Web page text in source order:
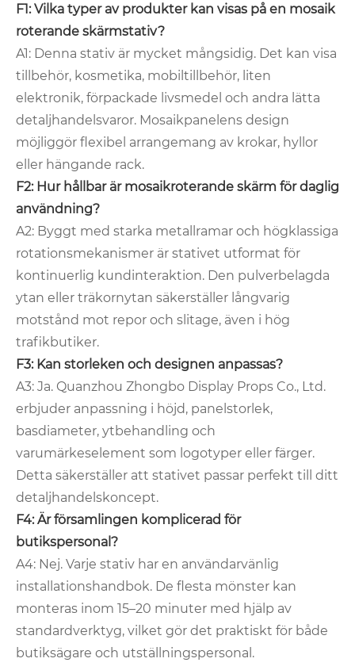
F1: Vilka typer av produkter kan visas på en mosaik
roterande skärmstativ?
A1: Denna stativ är mycket mångsidig. Det kan visa
tillbehör, kosmetika, mobiltillbehör, liten
elektronik, förpackade livsmedel och andra lätta
detaljhandelsvaror. Mosaikpanelens design
möjliggör flexibel arrangemang av krokar, hyllor
eller hängande rack.
F2: Hur hållbar är mosaikroterande skärm för daglig
användning?
A2: Byggt med starka metallramar och högklassiga
rotationsmekanismer är stativet utformat för
kontinuerlig kundinteraktion. Den pulverbelagda
ytan eller träkornytan säkerställer långvarig
motstånd mot repor och slitage, även i hög
trafikbutiker.
F3: Kan storleken och designen anpassas?
A3: Ja. Quanzhou Zhongbo Display Props Co., Ltd.
erbjuder anpassning i höjd, panelstorlek,
basdiameter, ytbehandling och
varumärkeselement som logotyper eller färger.
Detta säkerställer att stativet passar perfekt till ditt
detaljhandelskoncept.
F4: Är församlingen komplicerad för
butikspersonal?
A4: Nej. Varje stativ har en användarvänlig
installationshandbok. De flesta mönster kan
monteras inom 15–20 minuter med hjälp av
standardverktyg, vilket gör det praktiskt för både
butiksägare och utställningspersonal.